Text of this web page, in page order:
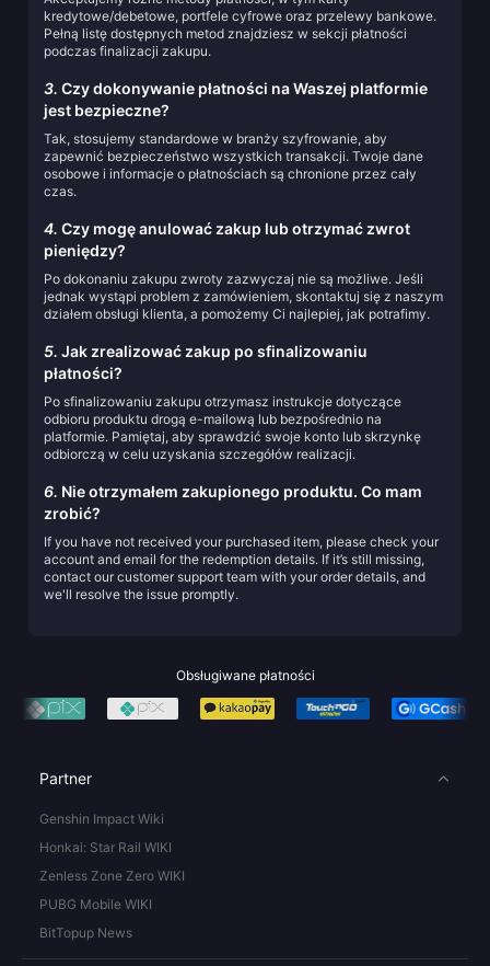
kredytowe/debetowe, portfele cyfrowe oraz przelewy bankowe.
Pełną listę dostępnych metod znajdziesz w sekcji płatności
podczas finalizacji zakupu.
3. Czy dokonywanie płatności na Waszej platformie
jest bezpieczne?
Tak, stosujemy standardowe w branży szyfrowanie, aby
zapewnić bezpieczeństwo wszystkich transakcji. Twoje dane
osobowe i informacje o płatnościach są chronione przez cały
czas.
4. Czy mogę anulować zakup lub otrzymać zwrot
pieniędzy?
Po dokonaniu zakupu zwroty zazwyczaj nie są możliwe. Jeśli
jednak wystąpi problem z zamówieniem, skontaktuj się z naszym
działem obsługi klienta, a pomożemy Ci najlepiej, jak potrafimy.
5. Jak zrealizować zakup po sfinalizowaniu
płatności?
Po sfinalizowaniu zakupu otrzymasz instrukcje dotyczące
odbioru produktu drogą e-mailową lub bezpośrednio na
platformie. Pamiętaj, aby sprawdzić swoje konto lub skrzynkę
odbiorczą w celu uzyskania szczegółów realizacji.
6. Nie otrzymałem zakupionego produktu. Co mam
zrobić?
If you have not received your purchased item, please check your
account and email for the redemption details. If it’s still missing,
contact our customer support team with your order details, and
we'll resolve the issue promptly.
Obsługiwane płatności
Partner
Genshin Impact Wiki
Honkai: Star Rail WIKI
Zenless Zone Zero WIKI
PUBG Mobile WIKI
BitTopup News